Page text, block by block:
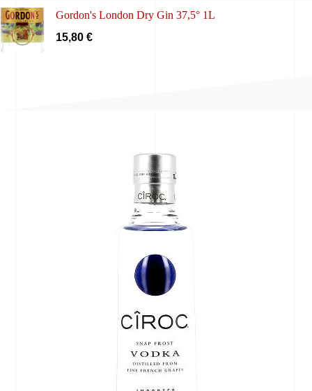
Gordon's London Dry Gin 37,5° 1L
15,80 €